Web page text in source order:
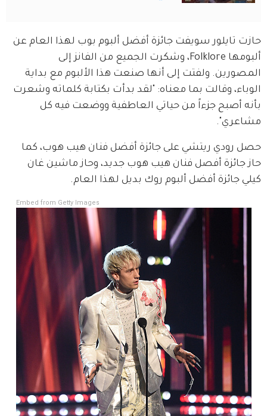
حازت تايلور سويفت جائزة أفضل ألبوم بوب لهذا العام عن
ألبومها Folklore، وشكرت الجميع من الفانز إلى
المصورين. ولفتت إلى أنها صنعت هذا الألبوم مع بداية
الوباء، وقالت بما معناه: "لقد بدأت بكتابة كلماته وشعرت
بأنه أصبح جزءاً من حياتي العاطفية ووضعت فيه كل
مشاعري".
حصل رودي ريتشي على جائزة أفضل فنان هيب هوب، كما
حاز جائزة أفصل فنان هيب هوب جديد، وحاز ماشين غان
كيلي جائزة أفضل ألبوم روك بديل لهذا العام.
Embed from Getty Images